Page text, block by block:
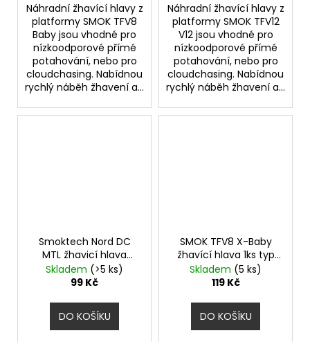
Náhradní žhavící hlavy z
platformy SMOK TFV8
Baby jsou vhodné pro
nízkoodporové přímé
potahování, nebo pro
cloudchasing. Nabídnou
rychlý náběh žhavení a...
Náhradní žhavící hlavy z
platformy SMOK TFV12
V12 jsou vhodné pro
nízkoodporové přímé
potahování, nebo pro
cloudchasing. Nabídnou
rychlý náběh žhavení a...
Smoktech Nord DC
MTL žhavicí hlava
0,8ohm
Skladem (>5 ks)
99 Kč
DO KOŠÍKU
SMOK TFV8 X-Baby
žhavící hlava 1ks typ
hlavy M2 0,25ohm
Skladem (5 ks)
119 Kč
DO KOŠÍKU